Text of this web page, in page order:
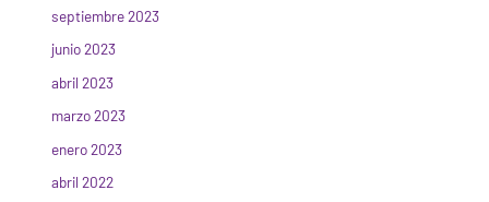
septiembre 2023
junio 2023
abril 2023
marzo 2023
enero 2023
abril 2022